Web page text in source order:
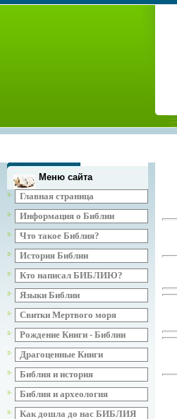
Меню сайта
Главная страница
Информация о Библии
Что такое Библия?
История Библии
Кто написал БИБЛИЮ?
Языки Библии
Свитки Мертвого моря
Рождение Книги - Библии
Драгоценные Книги
Библия и история
Библия и археология
Как дошла до нас БИБЛИЯ